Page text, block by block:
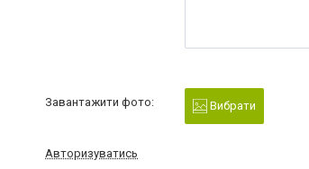
Завантажити фото: Вибрати
Авторизуватись